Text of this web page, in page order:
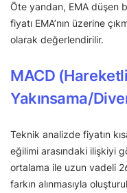
Öte yandan, EMA düşen
fiyatı EMA’nın üzerine
olarak değerlendirilir.
MACD
Yakınsama/
Teknik analizde fiyatın
eğilimi arasındaki ilişkiyi
ortalama ile uzun vadeli
farkın alınmasıyla